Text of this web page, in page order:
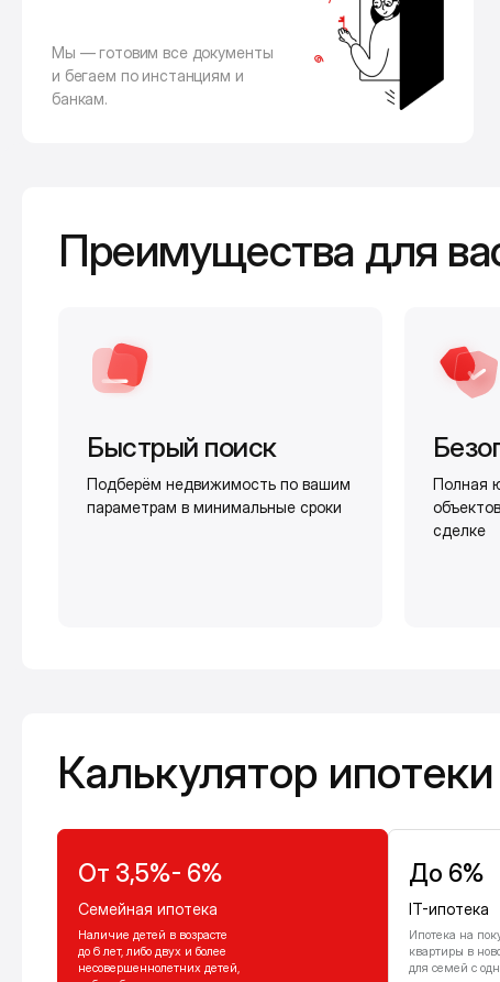
Мы — готовим все документы
и бегаем по инстанциям и
банкам.
Преимущества для
Быстрый поиск
Подберём недвижимость по вашим
параметрам в минимальные сроки
Полная
сделке
Калькулятор ипотеки
От 3,5%- 6%
Семейная ипотека
Наличие детей в возрасте
до 6 лет, либо двух и более
несовершеннолетних детей,
До 6%
IT-ипотека
Ипотека на
квартиры в
для семей с